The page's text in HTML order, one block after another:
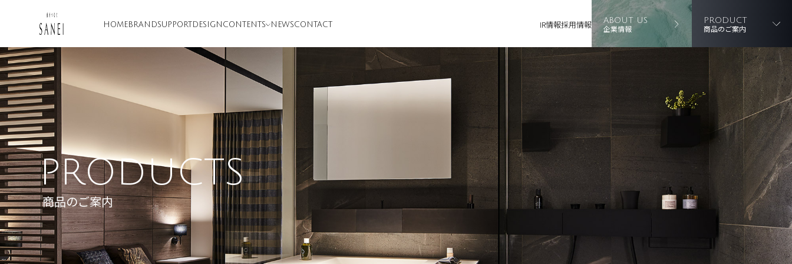
HOME BRANDSUPPORT DESIGN CONTENTS NEWSCONTACT IR情報採用情報 ABOUT US
企業情報
PRODUCT
商品のご案内
PRODUCTS
商品のご案内